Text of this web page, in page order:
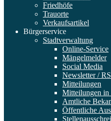
Friedhöfe
Trauorte
Verkaufsartikel
Bürgerservice
Stadtverwaltung
Online-Service
Mängelmelder
Social Media
Newsletter /
Mitteilungen
Mitteilungen in
Amtliche
Öffentliche